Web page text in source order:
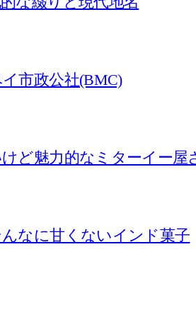
市政公社(BMC)
ど魅力的なミターイー屋
なに甘くないインド菓子